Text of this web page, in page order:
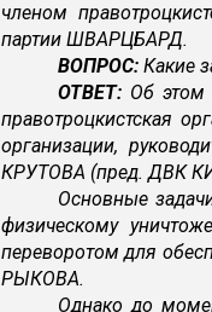
членом
партии ШВАРЦБАРД.
ВОПРОС:Какие
ОТВЕТ:Об этом
правотроцкистская
организации,
КРУТОВА (пред. ДВК
Основные
физическому
переворотом для
РЫКОВА.
Однако до